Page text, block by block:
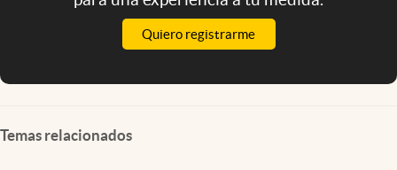
Quiero registrarme
Temas relacionados